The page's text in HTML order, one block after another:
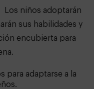
Los niños adoptarán
sus habilidades y
encubierta para
para adaptarse a la